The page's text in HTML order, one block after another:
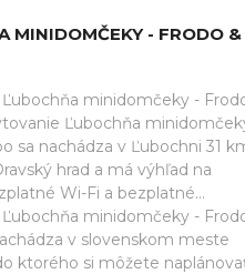
MINIDOMČEKY - FRODO &
minidomčeky -
Ľubochňa
sa nachádza v Ľubochni 31
hrad a má výhľad na
Wi-Fi a bezplatné...
minidomčeky -
v slovenskom meste
ktorého si môžete